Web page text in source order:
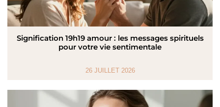
Signification 19h19 amour : les messages spirituels
pour votre vie sentimentale
26 JUILLET 2026